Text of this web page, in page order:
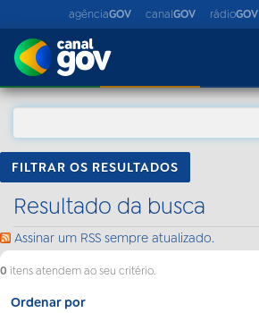
agênciaGOV canalGOV rádioGOV
FILTRAR OS RESULTADOS
Resultado da busca
Assinar um RSS sempre atualizado.
0 itens atendem ao seu critério.
Ordenar por